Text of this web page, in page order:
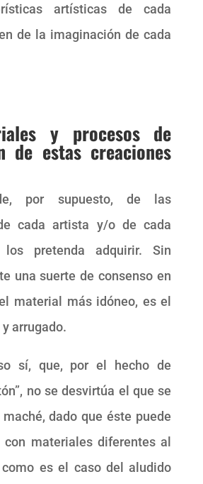
artísticas de cada
de la imaginación de cada
y procesos de
de estas creaciones
por supuesto, de las
cada artista y/o de cada
los pretenda adquirir. Sin
una suerte de consenso en
material más idóneo, es el
arrugado.
sí, que, por el hecho de
no se desvirtúa el que se
dado que éste puede
con materiales diferentes al
es el caso del aludido